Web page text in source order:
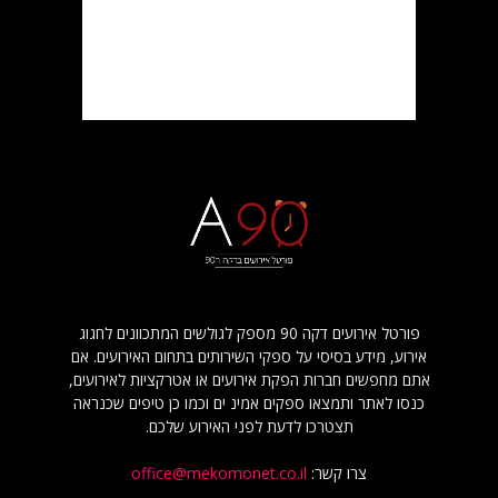
פורטל אירועים דקה 90 מספק לגולשים המתכוונים לחגוג
אירוע, מידע בסיסי על ספקי השירותים בתחום האירועים. אם
אתם מחפשים חברות הפקת אירועים או אטרקציות לאירועים,
כנסו לאתר ותמצאו ספקים אמינ ים וכמו כן טיפים שכנראה
תצטרכו לדעת לפני האירוע שלכם.
צרו קשר: office@mekomonet.co.il